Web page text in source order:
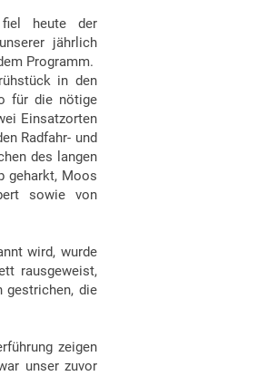
fiel heute der
jährlich
Programm.
in den
für die nötige
Einsatzorten
Radfahr- und
des langen
geharkt, Moos
sowie von
wird, wurde
rausgeweist,
gestrichen, die
zeigen
unser zuvor